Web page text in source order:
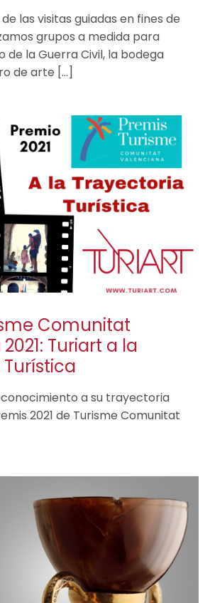
las visitas guiadas en fines de
grupos a medida para
de la Guerra Civil, la bodega
de arte […]
Comunitat
Turiart a la
a su trayectoria
2021 de Turisme Comunitat